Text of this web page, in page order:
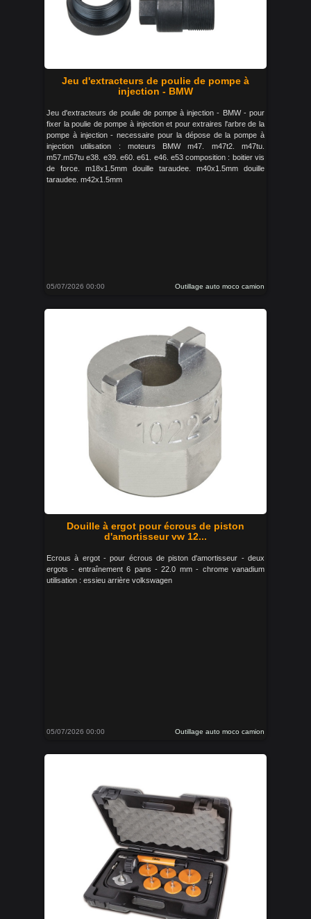
Jeu d'extracteurs de poulie de pompe à
injection - BMW
Jeu d'extracteurs de poulie de pompe à injection - BMW - pour
fixer la poulie de pompe à injection et pour extraires l'arbre de la
pompe à injection - necessaire pour la dépose de la pompe à
injection utilisation : moteurs BMW m47. m47t2. m47tu.
m57.m57tu e38. e39. e60. e61. e46. e53 composition : boitier vis
de force. m18x1.5mm douille taraudee. m40x1.5mm douille
taraudee. m42x1.5mm
05/07/2026 00:00 Outillage auto moco camion
Douille à ergot pour écrous de piston
d'amortisseur vw 12...
Ecrous à ergot - pour écrous de piston d'amortisseur - deux
ergots - entraînement 6 pans - 22.0 mm - chrome vanadium
utilisation : essieu arrière volkswagen
05/07/2026 00:00 Outillage auto moco camion